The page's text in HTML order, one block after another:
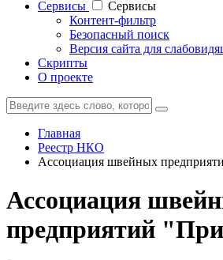
Cервисы
Cервисы
Контент-фильтр
Безопасный поиск
Версия сайта для
Скрипты
О проекте
Главная
Реестр НКО
Ассоциация швейных
Ассоциация
предприятий